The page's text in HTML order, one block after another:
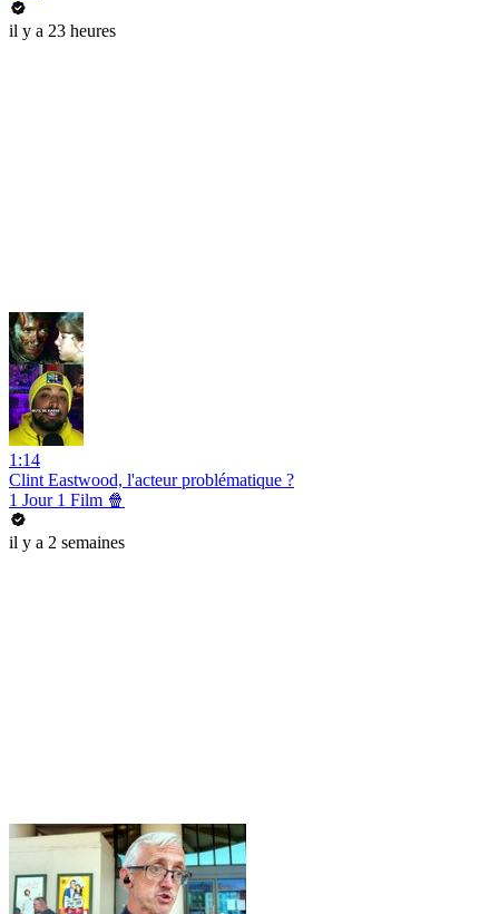
il y a 23 heures
1:14
Clint Eastwood, l'acteur problématique ?
1 Jour 1 Film 🍿
il y a 2 semaines